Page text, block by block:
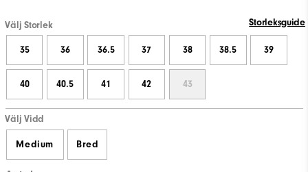
Välj Storlek Storleksguide
35 36 36.5 37 38 38.5 39
40 40.5 41 42 43
Välj Vidd
Medium Bred